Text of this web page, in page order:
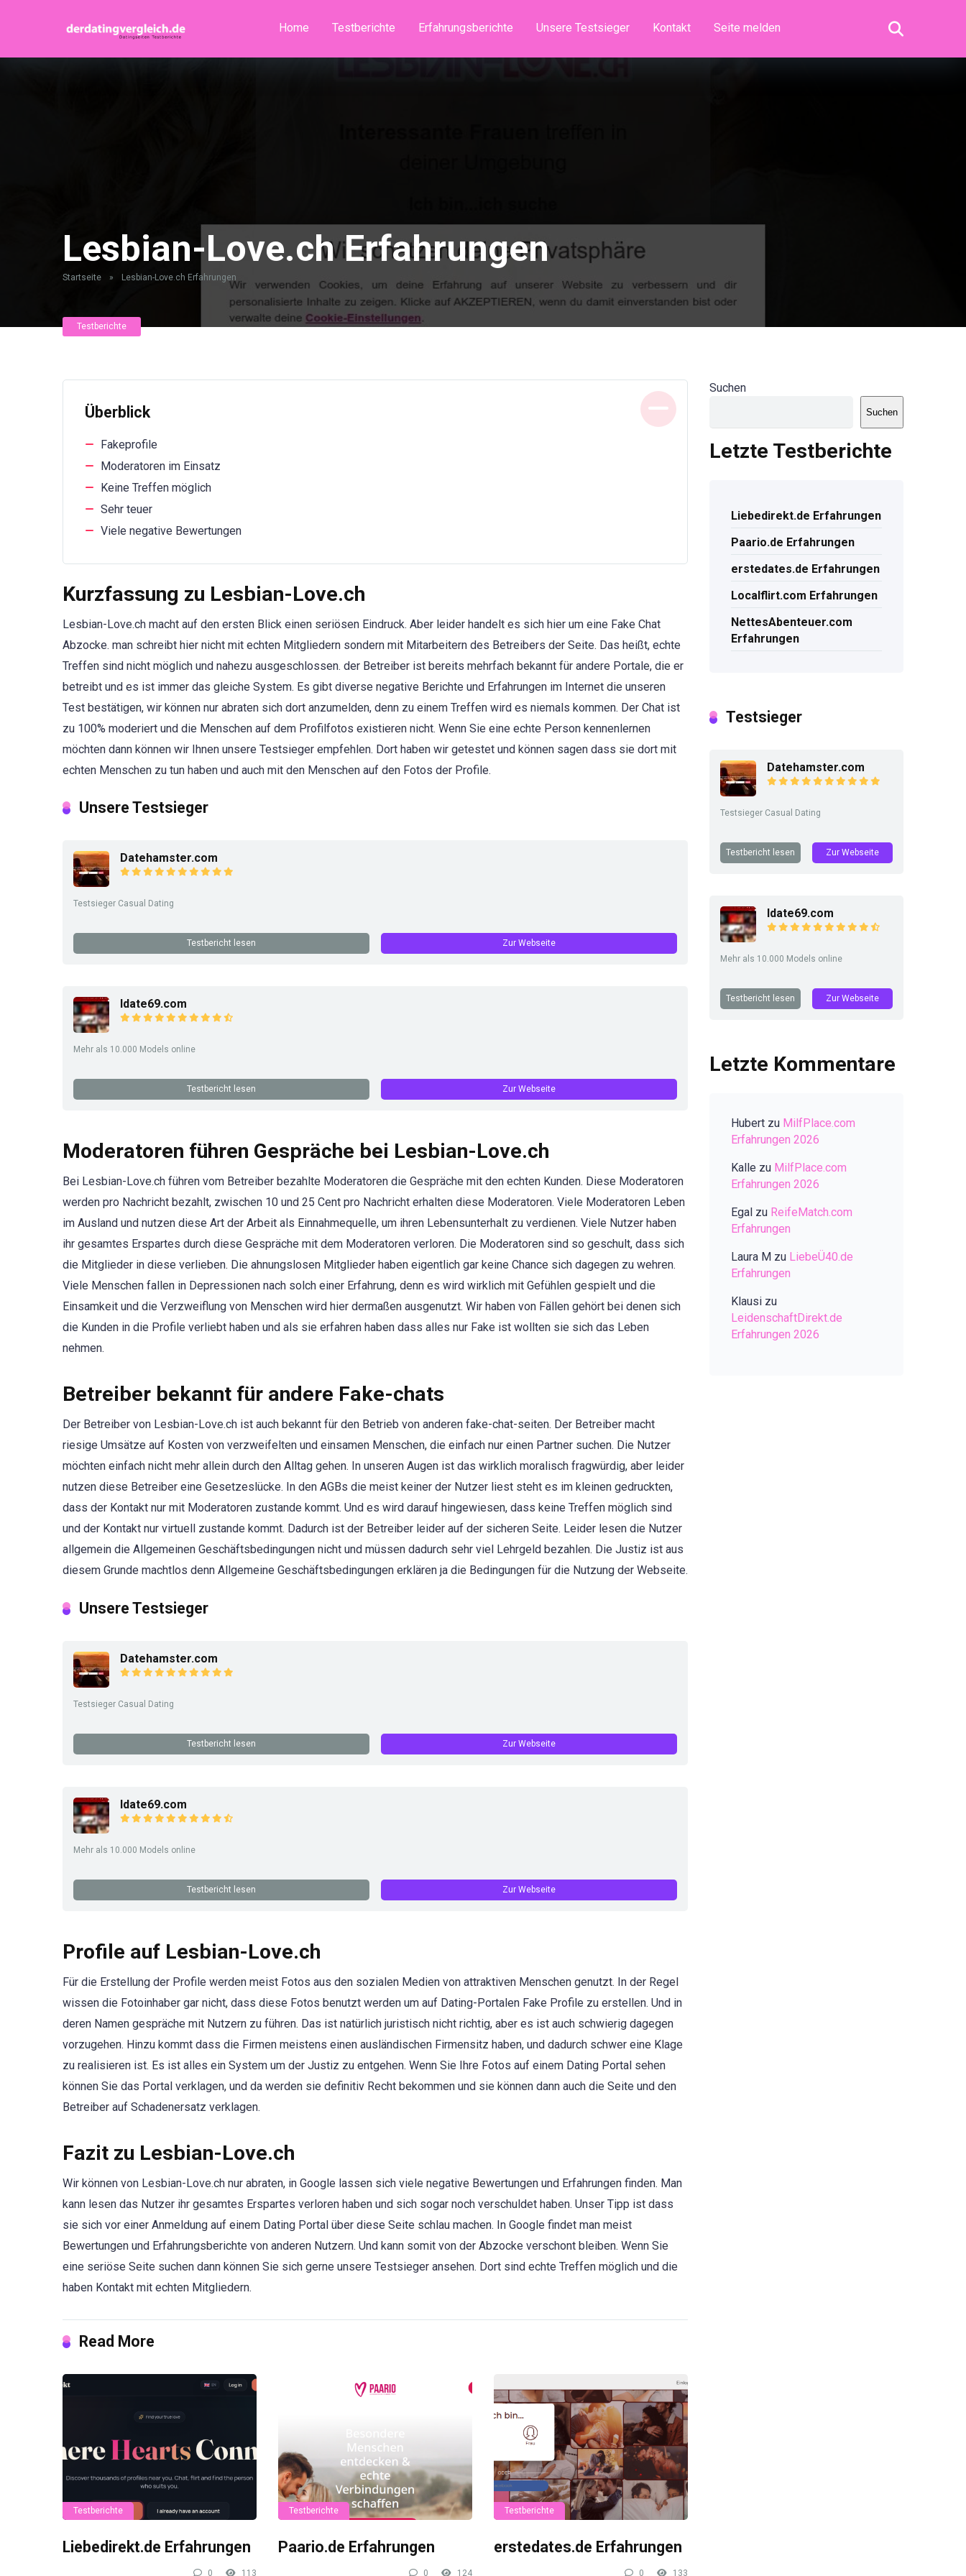
Home Testberichte Erfahrungsberichte Unsere Testsieger Kontakt Seite melden
Lesbian-Love.ch Erfahrungen
Startseite » Lesbian-Love.ch Erfahrungen
Testberichte
Überblick
Fakeprofile
Moderatoren im Einsatz
Keine Treffen möglich
Sehr teuer
Viele negative Bewertungen
Kurzfassung zu Lesbian-Love.ch
Lesbian-Love.ch macht auf den ersten Blick einen seriösen Eindruck. Aber leider handelt es sich hier um eine Fake Chat
Abzocke. man schreibt hier nicht mit echten Mitgliedern sondern mit Mitarbeitern des Betreibers der Seite. Das heißt, echte
Treffen sind nicht möglich und nahezu ausgeschlossen. der Betreiber ist bereits mehrfach bekannt für andere Portale, die er
betreibt und es ist immer das gleiche System. Es gibt diverse negative Berichte und Erfahrungen im Internet die unseren
Test bestätigen, wir können nur abraten sich dort anzumelden, denn zu einem Treffen wird es niemals kommen. Der Chat ist
zu 100% moderiert und die Menschen auf dem Profilfotos existieren nicht. Wenn Sie eine echte Person kennenlernen
möchten dann können wir Ihnen unsere Testsieger empfehlen. Dort haben wir getestet und können sagen dass sie dort mit
echten Menschen zu tun haben und auch mit den Menschen auf den Fotos der Profile.
Unsere Testsieger
Datehamster.com
Testsieger Casual Dating
Testbericht lesen Zur Webseite
Idate69.com
Mehr als 10.000 Models online
Testbericht lesen Zur Webseite
Moderatoren führen Gespräche bei Lesbian-Love.ch
Bei Lesbian-Love.ch führen vom Betreiber bezahlte Moderatoren die Gespräche mit den echten Kunden. Diese Moderatoren
werden pro Nachricht bezahlt, zwischen 10 und 25 Cent pro Nachricht erhalten diese Moderatoren. Viele Moderatoren Leben
im Ausland und nutzen diese Art der Arbeit als Einnahmequelle, um ihren Lebensunterhalt zu verdienen. Viele Nutzer haben
ihr gesamtes Erspartes durch diese Gespräche mit dem Moderatoren verloren. Die Moderatoren sind so geschult, dass sich
die Mitglieder in diese verlieben. Die ahnungslosen Mitglieder haben eigentlich gar keine Chance sich dagegen zu wehren.
Viele Menschen fallen in Depressionen nach solch einer Erfahrung, denn es wird wirklich mit Gefühlen gespielt und die
Einsamkeit und die Verzweiflung von Menschen wird hier dermaßen ausgenutzt. Wir haben von Fällen gehört bei denen sich
die Kunden in die Profile verliebt haben und als sie erfahren haben dass alles nur Fake ist wollten sie sich das Leben
nehmen.
Betreiber bekannt für andere Fake-chats
Der Betreiber von Lesbian-Love.ch ist auch bekannt für den Betrieb von anderen fake-chat-seiten. Der Betreiber macht
riesige Umsätze auf Kosten von verzweifelten und einsamen Menschen, die einfach nur einen Partner suchen. Die Nutzer
möchten einfach nicht mehr allein durch den Alltag gehen. In unseren Augen ist das wirklich moralisch fragwürdig, aber leider
nutzen diese Betreiber eine Gesetzeslücke. In den AGBs die meist keiner der Nutzer liest steht es im kleinen gedruckten,
dass der Kontakt nur mit Moderatoren zustande kommt. Und es wird darauf hingewiesen, dass keine Treffen möglich sind
und der Kontakt nur virtuell zustande kommt. Dadurch ist der Betreiber leider auf der sicheren Seite. Leider lesen die Nutzer
allgemein die Allgemeinen Geschäftsbedingungen nicht und müssen dadurch sehr viel Lehrgeld bezahlen. Die Justiz ist aus
diesem Grunde machtlos denn Allgemeine Geschäftsbedingungen erklären ja die Bedingungen für die Nutzung der Webseite.
Unsere Testsieger
Datehamster.com
Testsieger Casual Dating
Testbericht lesen Zur Webseite
Idate69.com
Mehr als 10.000 Models online
Testbericht lesen Zur Webseite
Profile auf Lesbian-Love.ch
Für die Erstellung der Profile werden meist Fotos aus den sozialen Medien von attraktiven Menschen genutzt. In der Regel
wissen die Fotoinhaber gar nicht, dass diese Fotos benutzt werden um auf Dating-Portalen Fake Profile zu erstellen. Und in
deren Namen gespräche mit Nutzern zu führen. Das ist natürlich juristisch nicht richtig, aber es ist auch schwierig dagegen
vorzugehen. Hinzu kommt dass die Firmen meistens einen ausländischen Firmensitz haben, und dadurch schwer eine Klage
zu realisieren ist. Es ist alles ein System um der Justiz zu entgehen. Wenn Sie Ihre Fotos auf einem Dating Portal sehen
können Sie das Portal verklagen, und da werden sie definitiv Recht bekommen und sie können dann auch die Seite und den
Betreiber auf Schadenersatz verklagen.
Fazit zu Lesbian-Love.ch
Wir können von Lesbian-Love.ch nur abraten, in Google lassen sich viele negative Bewertungen und Erfahrungen finden. Man
kann lesen das Nutzer ihr gesamtes Erspartes verloren haben und sich sogar noch verschuldet haben. Unser Tipp ist dass
sie sich vor einer Anmeldung auf einem Dating Portal über diese Seite schlau machen. In Google findet man meist
Bewertungen und Erfahrungsberichte von anderen Nutzern. Und kann somit von der Abzocke verschont bleiben. Wenn Sie
eine seriöse Seite suchen dann können Sie sich gerne unsere Testsieger ansehen. Dort sind echte Treffen möglich und die
haben Kontakt mit echten Mitgliedern.
Read More
Testberichte
Liebedirekt.de Erfahrungen
0 113
Testberichte
Paario.de Erfahrungen
0 124
Testberichte
erstedates.de Erfahrungen
0 133
Suchen
Suchen
Letzte Testberichte
Liebedirekt.de Erfahrungen
Paario.de Erfahrungen
erstedates.de Erfahrungen
Localflirt.com Erfahrungen
NettesAbenteuer.com
Erfahrungen
Testsieger
Datehamster.com
Testsieger Casual Dating
Testbericht lesen Zur Webseite
Idate69.com
Mehr als 10.000 Models online
Testbericht lesen Zur Webseite
Letzte Kommentare
Hubert zu MilfPlace.com
Erfahrungen 2026
Kalle zu MilfPlace.com
Erfahrungen 2026
Egal zu ReifeMatch.com
Erfahrungen
Laura M zu LiebeÜ40.de
Erfahrungen
Klausi zu
LeidenschaftDirekt.de
Erfahrungen 2026